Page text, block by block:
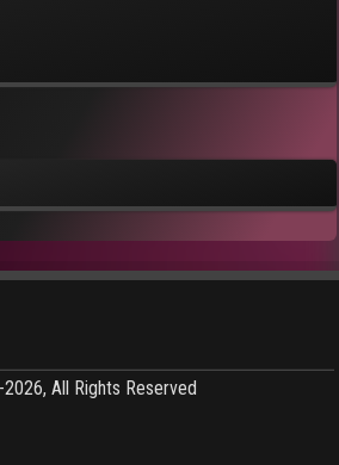
All Rights Reserved